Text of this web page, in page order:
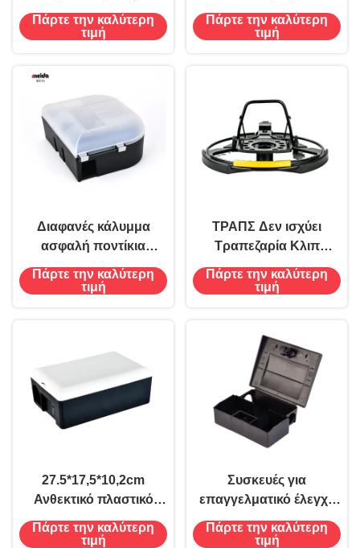
αποτελεσματικό και
προσιτό για τις αράχνες
Πάρτε την καλύτερη
τιμή
μέτρα Ηλιακή κρεμαστή
παγίδα σφήκας
Πάρτε την καλύτερη
τιμή
Διαφανές κάλυμμα
ασφαλή ποντίκια
ποντίκια δόλωμα
σταθμός παγίδα κουτί
Πάρτε την καλύτερη
τιμή
ΤΡΑΠΣ Δεν ισχύει
Τραπεζαρία Κλιπ
Τραπεζαρία Τραπεζαρία
Τραπεζαρία Αρουραίων
Πάρτε την καλύτερη
τιμή
27.5*17,5*10,2cm
Ανθεκτικό πλαστικό
προσαρμοσμένο
ποντίκι ποντίκια παγίδα
Πάρτε την καλύτερη
τιμή
Συσκευές για
επαγγελματικό έλεγχο
επιβλαβών
οργανισμών σε
Πάρτε την καλύτερη
τιμή